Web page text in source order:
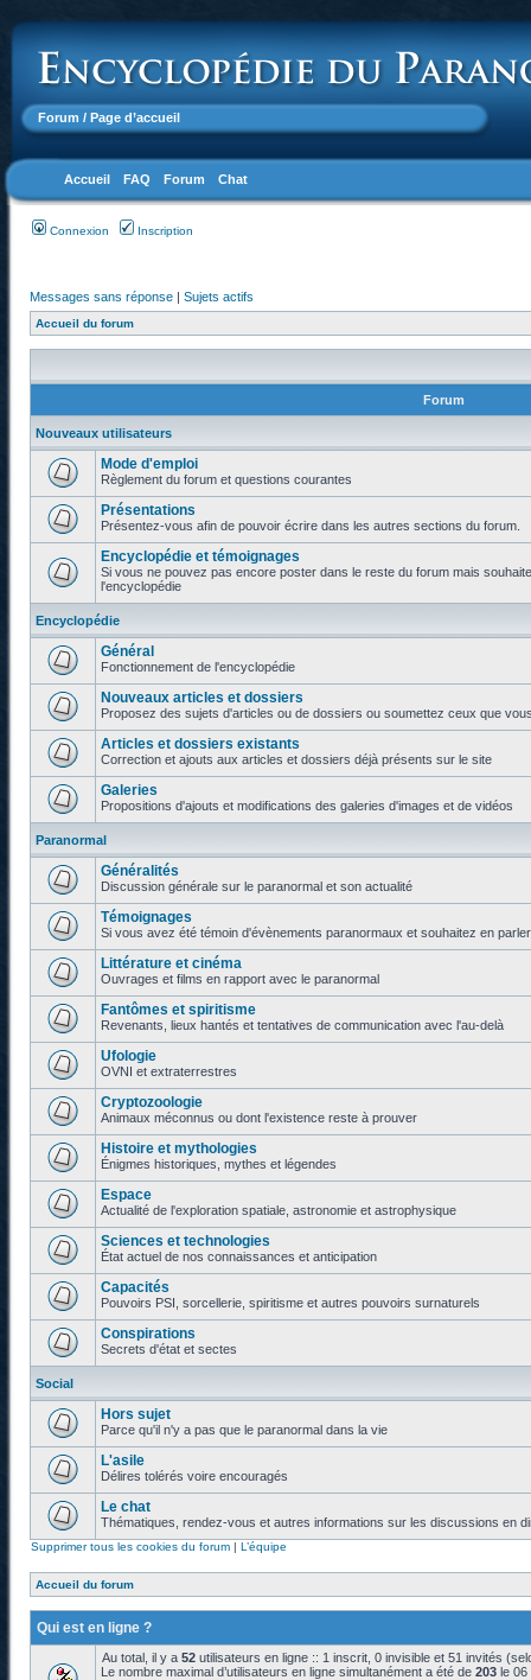
Forum / Page d’accueil
Accueil FAQ Forum Chat
Connexion Inscription
Messages sans réponse | Sujets actifs
Accueil du forum
Forum
Nouveaux utilisateurs
Mode d'emploi
Règlement du forum et questions courantes
Présentations
Présentez-vous afin de pouvoir écrire dans les autres sections du forum.
Encyclopédie et témoignages
Si vous ne pouvez pas encore poster dans le reste du forum mais
l'encyclopédie
Encyclopédie
Général
Fonctionnement de l'encyclopédie
Nouveaux articles et dossiers
Proposez des sujets d'articles ou de dossiers ou soumettez ceux que
Articles et dossiers existants
Correction et ajouts aux articles et dossiers déjà présents sur le site
Galeries
Propositions d'ajouts et modifications des galeries d'images et de vidéos
Paranormal
Généralités
Discussion générale sur le paranormal et son actualité
Témoignages
Si vous avez été témoin d'évènements paranormaux et souhaitez en
Littérature et cinéma
Ouvrages et films en rapport avec le paranormal
Fantômes et spiritisme
Revenants, lieux hantés et tentatives de communication avec l'au-delà
Ufologie
OVNI et extraterrestres
Cryptozoologie
Animaux méconnus ou dont l'existence reste à prouver
Histoire et mythologies
Énigmes historiques, mythes et légendes
Espace
Actualité de l'exploration spatiale, astronomie et astrophysique
Sciences et technologies
État actuel de nos connaissances et anticipation
Capacités
Pouvoirs PSI, sorcellerie, spiritisme et autres pouvoirs surnaturels
Conspirations
Secrets d'état et sectes
Social
Hors sujet
Parce qu'il n'y a pas que le paranormal dans la vie
L'asile
Délires tolérés voire encouragés
Le chat
Thématiques, rendez-vous et autres informations sur les discussions en
Supprimer tous les cookies du forum | L’équipe
Accueil du forum
Qui est en ligne ?
Au total, il y a 52 utilisateurs en ligne :: 1 inscrit, 0 invisible et 51 invités
Le nombre maximal d’utilisateurs en ligne simultanément a été de 203 le 06